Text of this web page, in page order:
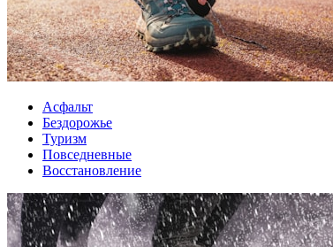
Асфальт
Бездорожье
Туризм
Повседневные
Восстановление